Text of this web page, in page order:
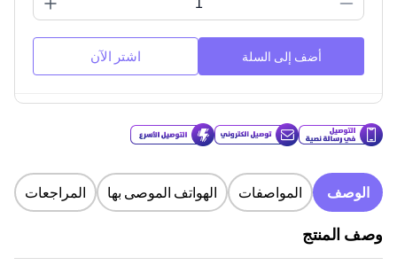
أضف إلى السلة اشتر الآن
الوصف المواصفات الهواتف الموصى بها المراجعات
وصف المنتج